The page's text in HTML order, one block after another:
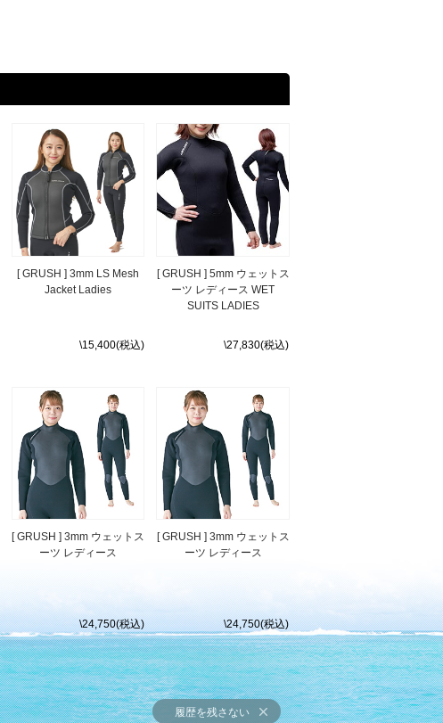
[ GRUSH ] 3mm LS Mesh
Jacket Ladies
\15,400(税込)
[ GRUSH ] 5mm ウェットス
ーツ レディース WET
SUITS LADIES
\27,830(税込)
[ GRUSH ] 3mm ウェットス
ーツ レディース
\24,750(税込)
[ GRUSH ] 3mm ウェットス
ーツ レディース
\24,750(税込)
履歴を残さない